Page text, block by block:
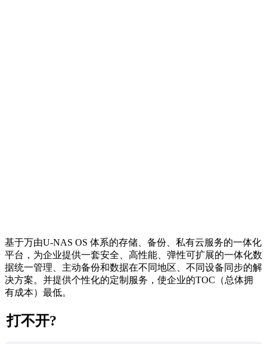
基于万由U-NAS OS 体系的存储、备份、私有云服务的一体化
平台，为企业提供一套安全、高性能、弹性可扩展的一体化数
据统一管理、主动备份和数据在不同地区、不同设备同步的解
决方案。并提供个性化的定制服务，使企业的TOC（总体拥
有成本）最低。
打不开?